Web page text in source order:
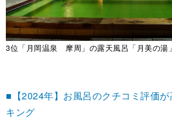
3位「月岡温泉 摩周」の露天風呂「月美の湯
■【2024年】お風呂のクチコミ評価
キング